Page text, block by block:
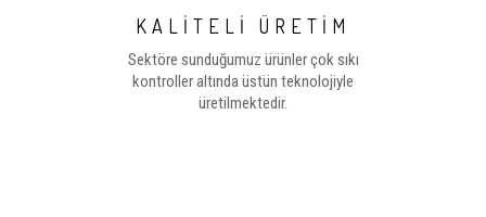
KALİTELİ ÜRETİM
Sektöre sunduğumuz ürünler çok sıkı
kontroller altında üstün teknolojiyle
üretilmektedir.